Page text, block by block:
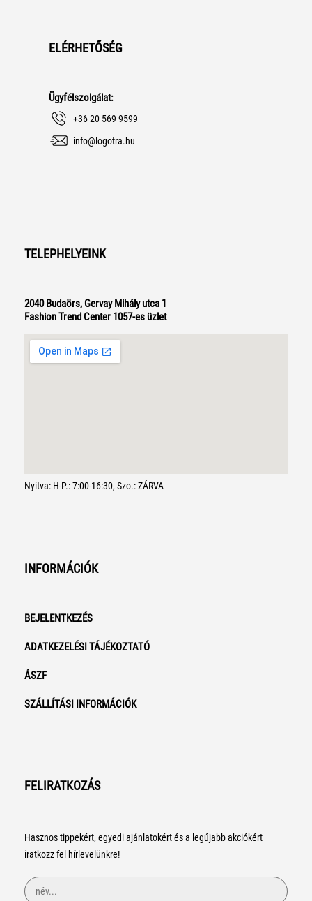
ELÉRHETŐSÉG
Ügyfélszolgálat:
+36 20 569 9599
info@logotra.hu
TELEPHELYEINK
2040 Budaörs, Gervay Mihály utca 1
Fashion Trend Center 1057-es üzlet
Nyitva: H-P.: 7:00-16:30, Szo.: ZÁRVA
INFORMÁCIÓK
BEJELENTKEZÉS
ADATKEZELÉSI TÁJÉKOZTATÓ
ÁSZF
SZÁLLÍTÁSI INFORMÁCIÓK
FELIRATKOZÁS
Hasznos tippekért, egyedi ajánlatokért és a legújabb akciókért
iratkozz fel hírlevelünkre!